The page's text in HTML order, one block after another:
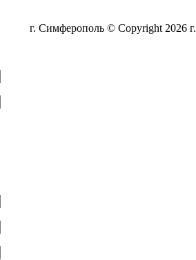
г. Симферополь © Copyright 2026 г.